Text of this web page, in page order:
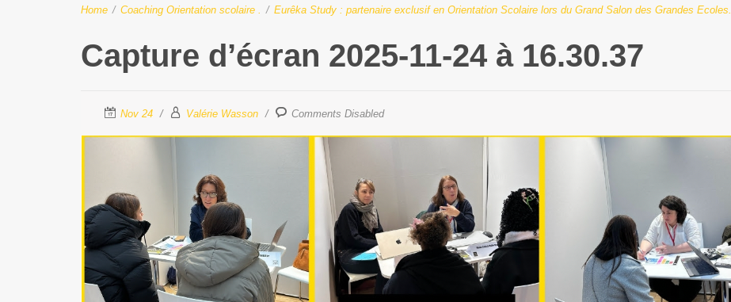
Home / Coaching Orientation scolaire . / Eurêka Study : partenaire exclusif en Orientation Scolaire lors du Grand Salon des Grandes Ecoles.
Capture d’écran 2025-11-24 à 16.30.37
Nov 24 Valérie Wasson Comments Disabled